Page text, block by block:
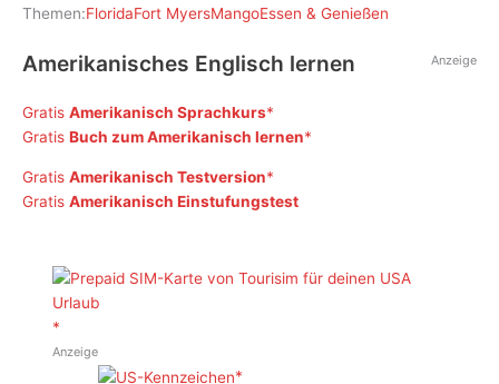
Themen:FloridaFort MyersMangoEssen & Genießen
Anzeige
Amerikanisches Englisch lernen
Gratis Amerikanisch Sprachkurs
Gratis Buch zum Amerikanisch lernen
Gratis Amerikanisch Testversion
Gratis Amerikanisch Einstufungstest
Anzeige